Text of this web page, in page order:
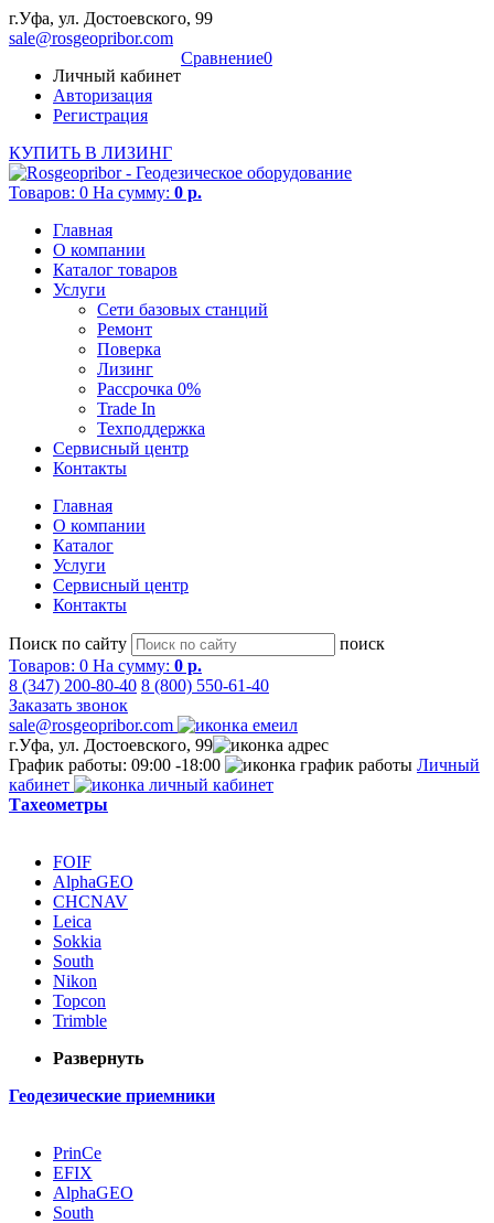
г.Уфа, ул. Достоевского, 99
sale@rosgeopribor.com
Личный кабинет
Авторизация
Регистрация
Cравнение0
КУПИТЬ В ЛИЗИНГ
Товаров: 0 На сумму: 0 р.
Главная
О компании
Каталог товаров
Услуги
Сети базовых станций
Ремонт
Поверка
Лизинг
Рассрочка 0%
Trade In
Техподдержка
Сервисный центр
Контакты
Главная
О компании
Каталог
Услуги
Сервисный центр
Контакты
Поиск по сайту
поиск
Товаров: 0 На сумму: 0 р.
8 (347) 200-80-40 8 (800) 550-61-40
Заказать звонок
sale@rosgeopribor.com
г.Уфа, ул. Достоевского, 99
График работы: 09:00 -18:00
Личный
кабинет
Тахеометры
FOIF
AlphaGEO
CHCNAV
Leica
Sokkia
South
Nikon
Topcon
Trimble
Развернуть
Геодезические приемники
PrinCe
EFIX
AlphaGEO
South